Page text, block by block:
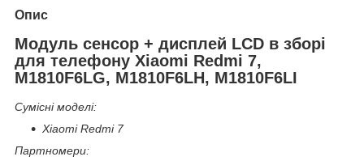
Опис
Модуль сенсор + дисплей LCD в зборі
для телефону Xiaomi Redmi 7,
M1810F6LG, M1810F6LH, M1810F6LI
Сумісні моделі:
Xiaomi Redmi 7
Партномери: